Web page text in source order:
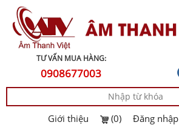
TƯ VẤN MUA HÀNG:
0908677003
Giới thiệu (0) Đăng nhập